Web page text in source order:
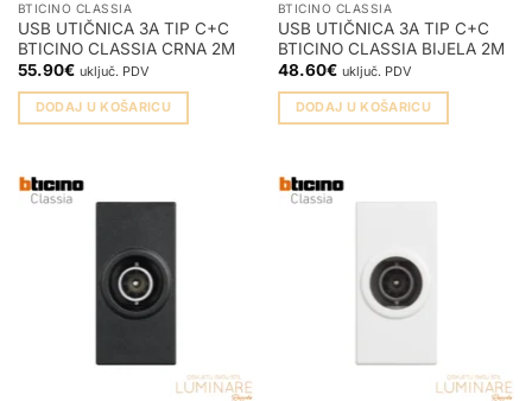
BTICINO CLASSIA
USB UTIČNICA 3A TIP C+C
BTICINO CLASSIA CRNA 2M
55.90€ uključ. PDV
DODAJ U KOŠARICU
BTICINO CLASSIA
USB UTIČNICA 3A TIP C+C
BTICINO CLASSIA BIJELA 2M
48.60€ uključ. PDV
DODAJ U KOŠARICU